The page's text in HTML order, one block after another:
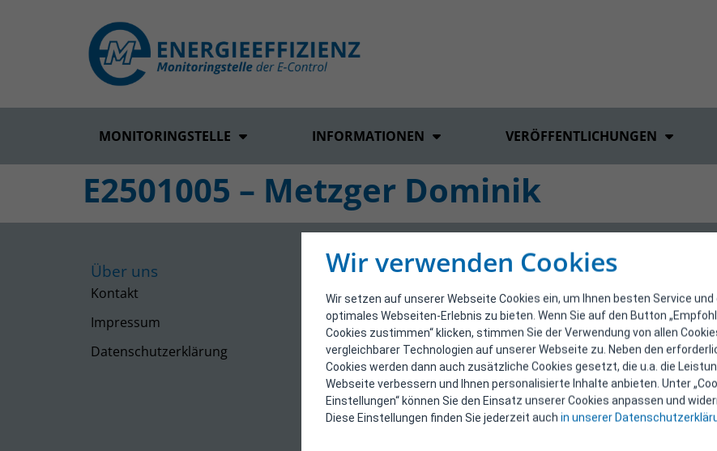
Wir verwenden Cookies
Wir setzen auf unserer Webseite Cookies ein, um Ihnen besten Service und
optimales Webseiten-Erlebnis zu bieten. Wenn Sie auf den Button
Cookies zustimmen“ klicken, stimmen Sie der Verwendung von allen
vergleichbarer Technologien auf unserer Webseite zu. Neben den
Cookies werden dann auch zusätzliche Cookies gesetzt, die u.a. die
Webseite verbessern und Ihnen personalisierte Inhalte anbieten. Unter
Einstellungen“ können Sie den Einsatz unserer Cookies anpassen und
Diese Einstellungen finden Sie jederzeit auch in unserer
MONITORINGSTELLE INFORMATIONEN VERÖFFENTLICHUNGEN
E2501005 – Metzger Dominik
Über uns
Kontakt
Impressum
Datenschutzerklärung